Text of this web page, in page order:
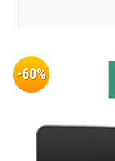
-60%